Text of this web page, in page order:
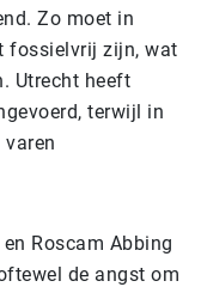
Zo moet in
fossielvrij zijn, wat
Utrecht heeft
terwijl in
Roscam Abbing
de angst om